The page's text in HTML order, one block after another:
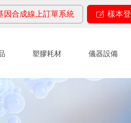
因合成線上訂單系統 ꂐ 樣本
塑膠耗材 儀器設備